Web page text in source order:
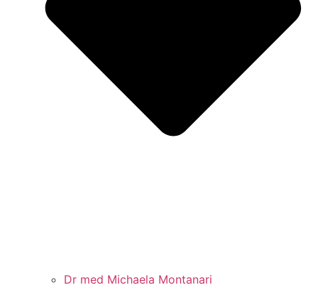
Dr med Michaela Montanari